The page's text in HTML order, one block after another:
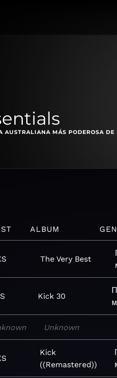
AUSTRALIANA MÁS PODEROSA
ALBUM
The Very Best
Kick 30
Unknown
Kick
((Remastered))